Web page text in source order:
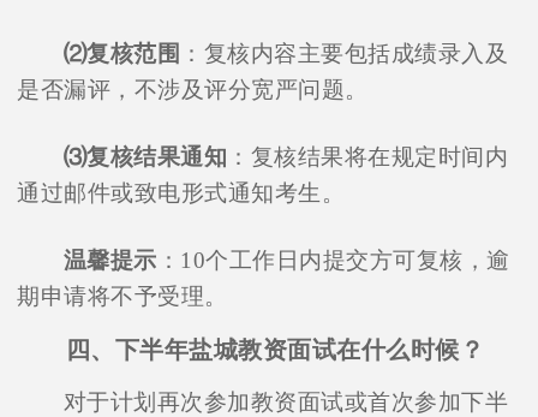
⑵复核范围 ：复核内容主要包括成绩录入及
是否漏评，不涉及评分宽严问题。
⑶复核结果通知 ：复核结果将在规定时间内
通过邮件或致电形式通知考生。
温馨提示 ：10个工作日内提交方可复核，逾
期申请将不予受理。
四、下半年盐城教资面试在什么时候？
对于计划再次参加教资面试或首次参加下半